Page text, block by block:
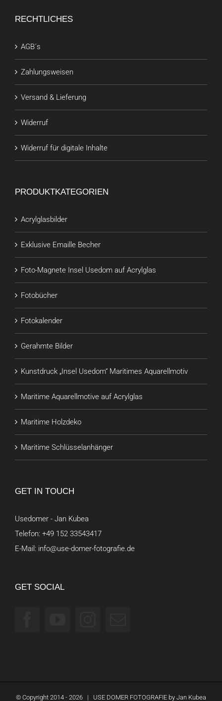
RECHTLICHES
AGB´s
Zahlungsweisen
Versand & Lieferung
Widerruf
Widerruf für digitale Inhalte
PRODUKTKATEGORIEN
Acrylglasbilder
Exklusive Emaille Becher
Foto-Magnete Insel Usedom auf Acrylglas
Fotobücher
Fotokalender
Gerahmte Bilder
Kunstdruck „Insel Usedom“ Maritimes Aquarellmotiv
Maritime Aquarellmotive auf Acrylglas
Maritime Holzdeko
Maritime Schlüsselanhänger
GET IN TOUCH
Usedomer - Jan Kubea
Telefon: +49 152 33543417
E-Mail: info@use-domer-fotografie.de
GET SOCIAL
© Copyright 2014 - 2026 | USE DOMER FOTOGRAFIE by Jan Kubea